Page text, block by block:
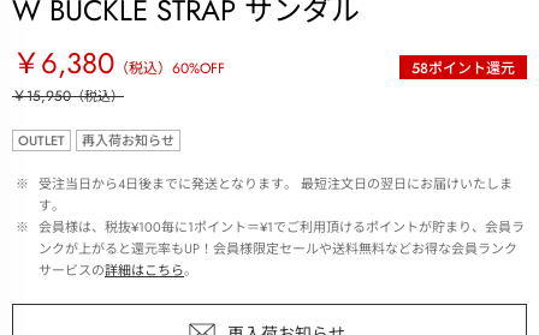
W BUCKLE STRAP サンダル
￥6,380 （税込） 60%OFF 58ポイント還元
￥15,950（税込）
OUTLET 再入荷お知らせ
※ 受注当日から4日後までに発送となります。 最短注文日の翌日にお届けいたしま
す。
※ 会員様は、税抜¥100毎に1ポイント＝¥1でご利用頂けるポイントが貯まり、会員ラ
ンクが上がると還元率もUP！会員様限定セールや送料無料などお得な会員ランク
サービスの詳細はこちら。